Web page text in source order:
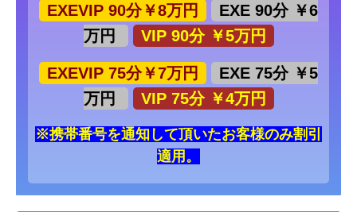
EXEVIP 90分￥8万円
EXE 90分 ￥6
万円
VIP 90分 ￥5万円
EXEVIP 75分￥7万円
EXE 75分 ￥5
万円
VIP 75分 ￥4万円
※携帯番号を通知して頂いたお客様のみ割引
適用。